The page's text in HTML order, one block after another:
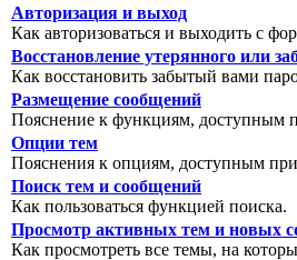
Авторизация и выход
Как авторизоваться и выходить с
Восстановление утерянного или
Как восстановить забытый вами
Размещение сообщений
Пояснение к функциям, доступным
Опции тем
Пояснения к опциям, доступным
Поиск тем и сообщений
Как пользоваться функцией поиска.
Просмотр активных тем и новых
Как просмотреть все темы, на